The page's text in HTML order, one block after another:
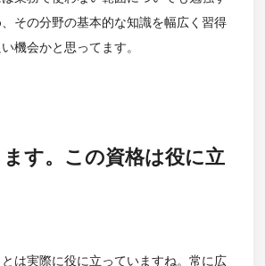
その分野の基本的な知識を幅広く習得
機会かと思ってます。
す。この資格は役に立
は実際に役に立っていますね。常に広